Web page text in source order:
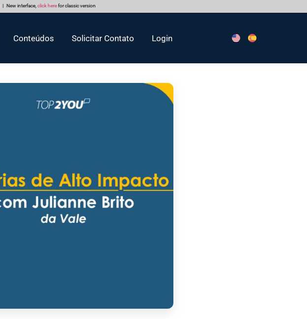
| New interface, click herefor classic version
Conteúdos Solicitar Contato Login